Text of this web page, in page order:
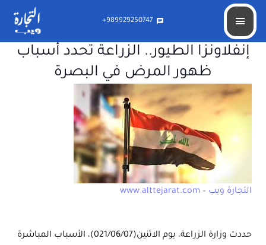
chat
989929250747+
إنفلاونزا الطيور.. الزراعة تحدد أسباب
ظهور المرض في البصرة
التجارة ويب – www.alttejarat.com
حددت وزارة الزراعة، يوم الاثنين(021/06/07)، الأسباب المباشرة